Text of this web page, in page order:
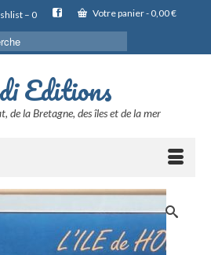
– 0 Votre panier- 0,00€
:
Editions
de la Bretagne, des îles et de la mer